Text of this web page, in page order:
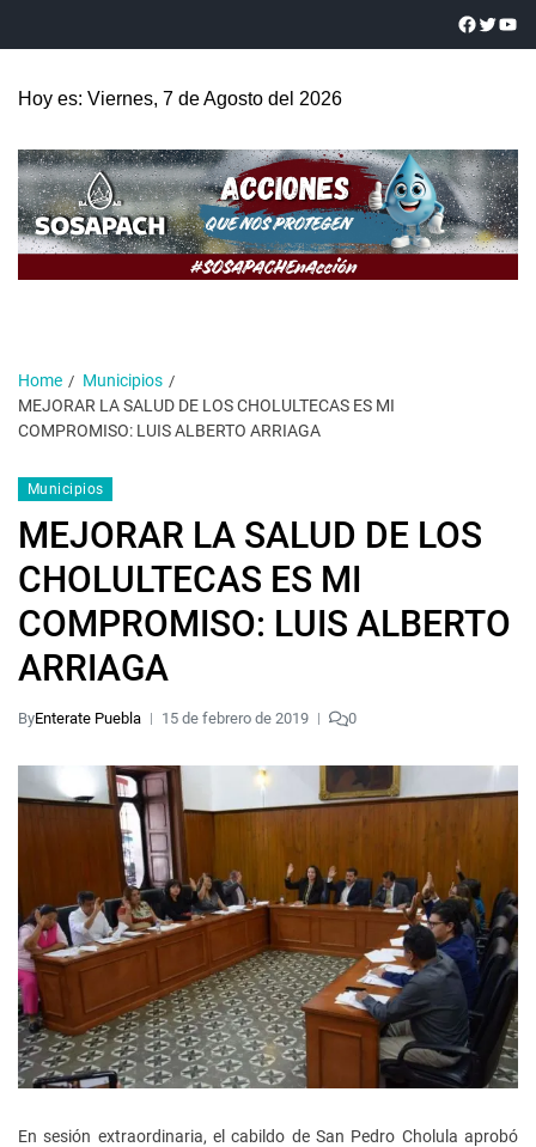
Hoy es: Viernes, 7 de Agosto del 2026
Home
Municipios
MEJORAR LA SALUD DE LOS CHOLULTECAS ES MI
COMPROMISO: LUIS ALBERTO ARRIAGA
Municipios
MEJORAR LA SALUD DE LOS
CHOLULTECAS ES MI
COMPROMISO: LUIS ALBERTO
ARRIAGA
ByEnterate Puebla 15 de febrero de 2019 0
En sesión extraordinaria, el cabildo de San Pedro Cholula aprobó